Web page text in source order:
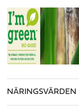
NÄRINGSVÄRDEN